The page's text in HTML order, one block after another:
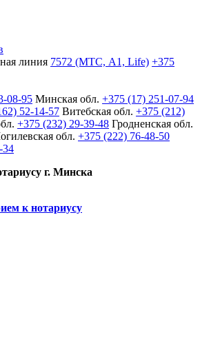
линия 7572 (МТС, A1, Life) +375
08-95 Минская обл. +375 (17) 251-07-94
52-14-57 Витебская обл. +375 (212)
+375 (232) 29-39-48 Гродненская обл.
обл. +375 (222) 76-48-50
34
г. Минска
к нотариусу